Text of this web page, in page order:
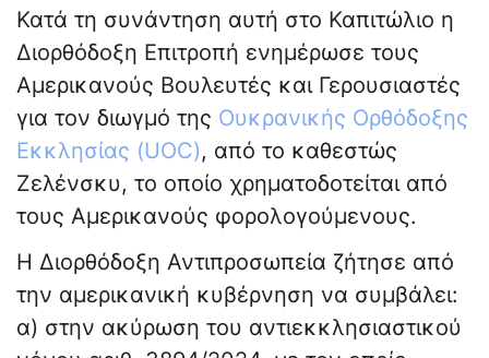
Κατά τη συνάντηση αυτή στο Καπιτώλιο η
Διορθόδοξη Επιτροπή ενημέρωσε τους
Αμερικανούς Βουλευτές και Γερουσιαστές
για τον διωγμό της Ουκρανικής Ορθόδοξης
Εκκλησίας (UOC), από το καθεστώς
Ζελένσκυ, το οποίο χρηματοδοτείται από
τους Αμερικανούς φορολογούμενους.
Η Διορθόδοξη Αντιπροσωπεία ζήτησε από
την αμερικανική κυβέρνηση να συμβάλει:
α) στην ακύρωση του αντιεκκλησιαστικού